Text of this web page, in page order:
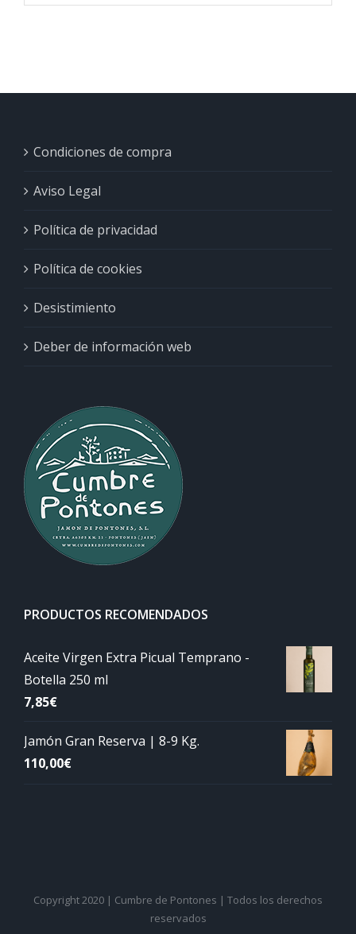
Condiciones de compra
Aviso Legal
Política de privacidad
Política de cookies
Desistimiento
Deber de información web
PRODUCTOS RECOMENDADOS
Aceite Virgen Extra Picual Temprano -
Botella 250 ml
7,85€
Jamón Gran Reserva | 8-9 Kg.
110,00€
Copyright 2020 | Cumbre de Pontones | Todos los derechos
reservados